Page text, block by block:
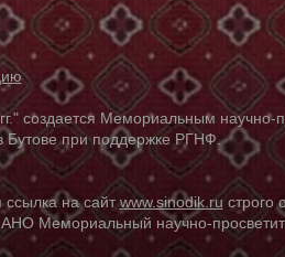
Мемориальным научно-
Бутове при поддержке РГНФ.
ссылка на сайтwww.sinodik.ru строго
Мемориальный научно-